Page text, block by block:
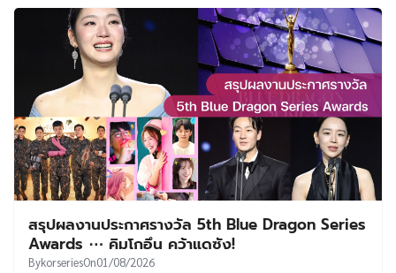
สรุปผลงานประกาศรางวัล 5th Blue Dragon Series
Awards ⋯ คิมโกอึน คว้าแดซัง!
BykorseriesOn01/08/2026